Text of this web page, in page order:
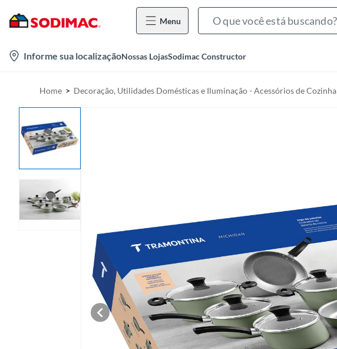
Menu
Informe sua localizaçãoNossas LojasSodimac Constructor
Home Decoração, Utilidades Domésticas e Iluminação - Acessórios de Cozinha